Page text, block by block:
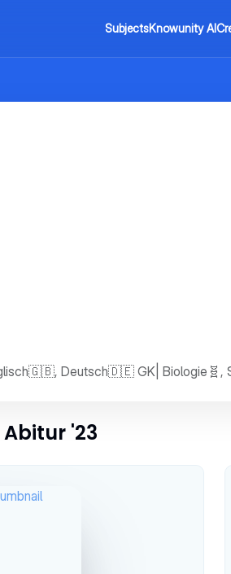
SubjectsKnowunity AI
Deutsch🇩🇪 GK| Biologie🧬,
'23